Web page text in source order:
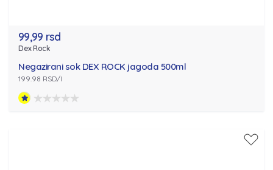
99,99 rsd
Dex Rock
Negazirani sok DEX ROCK jagoda 500ml
199.98 RSD/l